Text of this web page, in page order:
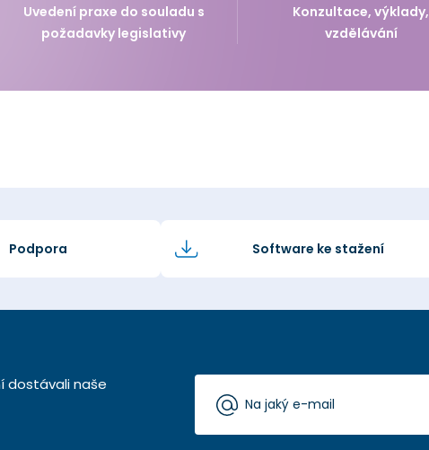
Uvedení praxe do souladu s
požadavky legislativy
Konzultace, výklady,
vzdělávání
Podpora Software ke stažení
dostávali naše